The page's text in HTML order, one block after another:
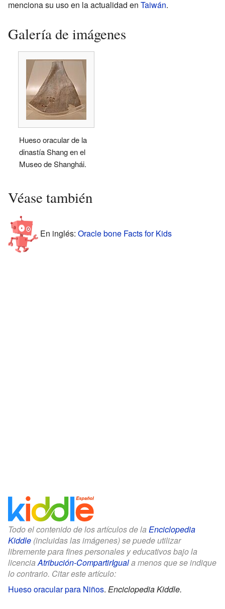
menciona su uso en la actualidad en Taiwán.
Galería de imágenes
Hueso oracular de la
dinastía Shang en el
Museo de Shanghái.
Véase también
En inglés: Oracle bone Facts for Kids
Todo el contenido de los artículos de la Enciclopedia
Kiddle (incluidas las imágenes) se puede utilizar
libremente para fines personales y educativos bajo la
licenciaAtribución-CompartirIguala menos que se indique
lo contrario. Citar este artículo:
Hueso oracular para Niños. Enciclopedia Kiddle.